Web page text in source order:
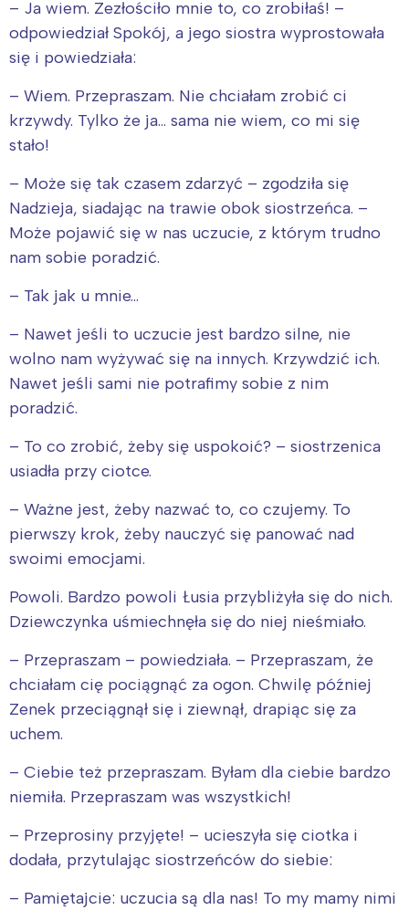
– Ja wiem. Zezłościło mnie to, co zrobiłaś! –
odpowiedział Spokój, a jego siostra wyprostowała
się i powiedziała:
– Wiem. Przepraszam. Nie chciałam zrobić ci
krzywdy. Tylko że ja… sama nie wiem, co mi się
stało!
– Może się tak czasem zdarzyć – zgodziła się
Nadzieja, siadając na trawie obok siostrzeńca. –
Może pojawić się w nas uczucie, z którym trudno
nam sobie poradzić.
– Tak jak u mnie…
– Nawet jeśli to uczucie jest bardzo silne, nie
wolno nam wyżywać się na innych. Krzywdzić ich.
Nawet jeśli sami nie potrafimy sobie z nim
poradzić.
– To co zrobić, żeby się uspokoić? – siostrzenica
usiadła przy ciotce.
– Ważne jest, żeby nazwać to, co czujemy. To
pierwszy krok, żeby nauczyć się panować nad
swoimi emocjami.
Powoli. Bardzo powoli Łusia przybliżyła się do nich.
Dziewczynka uśmiechnęła się do niej nieśmiało.
– Przepraszam – powiedziała. – Przepraszam, że
chciałam cię pociągnąć za ogon. Chwilę później
Zenek przeciągnął się i ziewnął, drapiąc się za
uchem.
– Ciebie też przepraszam. Byłam dla ciebie bardzo
niemiła. Przepraszam was wszystkich!
– Przeprosiny przyjęte! – ucieszyła się ciotka i
dodała, przytulając siostrzeńców do siebie:
– Pamiętajcie: uczucia są dla nas! To my mamy nimi